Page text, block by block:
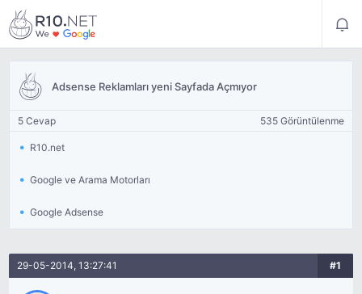
Adsense Reklamları yeni Sayfada Açmıyor
5 Cevap 535 Görüntülenme
R10.net
Google ve Arama Motorları
Google Adsense
29-05-2014, 13:27:41 #1